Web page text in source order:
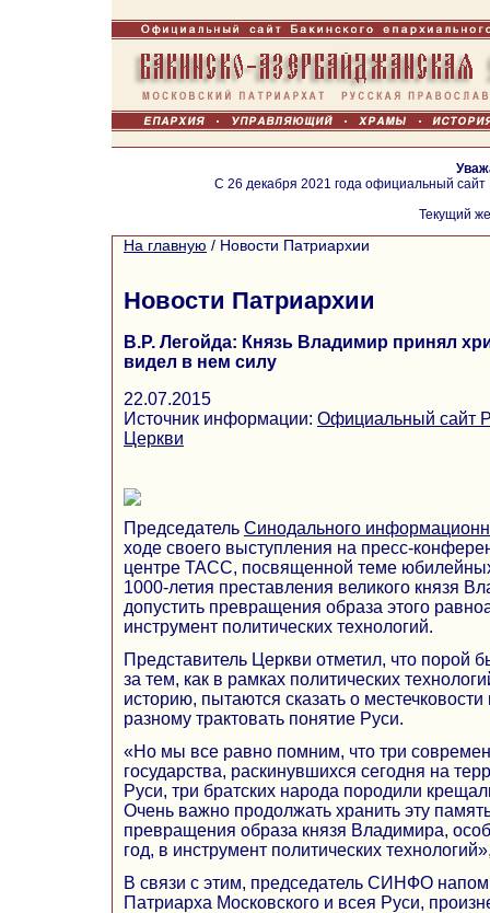
С 26 декабря 2021 года официальный
Текущий
На главную / Новости Патриархии
Новости Патриархии
В.Р. Легойда: Князь Владимир принял
видел в нем силу
22.07.2015
Источник информации: Официальный сайт
Церкви
Председатель Синодального
ходе своего выступления на пресс-
центре ТАСС, посвященной теме
1000-летия преставления великого князя
допустить превращения образа этого
инструмент политических технологий.
Представитель Церкви отметил, что порой
за тем, как в рамках политических
историю, пытаются сказать о
разному трактовать понятие Руси.
«Но мы все равно помним, что три
государства, раскинувшихся сегодня на
Руси, три братских народа породили
Очень важно продолжать хранить эту
превращения образа князя Владимира,
год, в инструмент политических
В связи с этим, председатель СИНФО
Патриарха Московского и всея Руси,